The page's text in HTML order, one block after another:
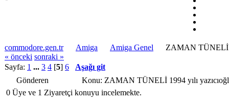
commodore.gen.tr Amiga Amiga Genel
ZAMAN TÜNELİ
« önceki sonraki »
Sayfa: 1 ... 3 4 [5] 6
Aşağı git
Gönderen
Konu: ZAMAN TÜNELİ 1994 yılı
0 Üye ve 1 Ziyaretçi konuyu incelemekte.